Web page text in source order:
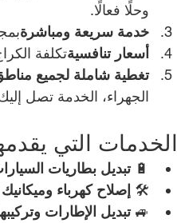
وحلًا فعالًا.
خدمة سريعة ومباشرة
أسعار تنافسيةتكلفة
تغطية شاملة لجميع
الجهراء، الخدمة تصل
الخدمات التي
🔋 تبديل بطاريات
🛠️ إصلاح كهرباء
🚙 تبديل الإطارات